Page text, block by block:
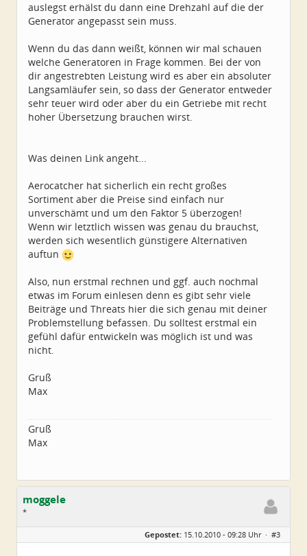
auslegst erhälst du dann eine Drehzahl auf die der
Generator angepasst sein muss.
Wenn du das dann weißt, können wir mal schauen
welche Generatoren in Frage kommen. Bei der von
dir angestrebten Leistung wird es aber ein absoluter
Langsamläufer sein, so dass der Generator entweder
sehr teuer wird oder aber du ein Getriebe mit recht
hoher Übersetzung brauchen wirst.
Was deinen Link angeht...
Aerocatcher hat sicherlich ein recht großes
Sortiment aber die Preise sind einfach nur
unverschämt und um den Faktor 5 überzogen!
Wenn wir letztlich wissen was genau du brauchst,
werden sich wesentlich günstigere Alternativen
auftun
Also, nun erstmal rechnen und ggf. auch nochmal
etwas im Forum einlesen denn es gibt sehr viele
Beiträge und Threats hier die sich genau mit deiner
Problemstellung befassen. Du solltest erstmal ein
gefühl dafür entwickeln was möglich ist und was
nicht.
Gruß
Max
Gruß
Max
moggele
*
Geschlecht:
keine Angabe
Beiträge:
3
Gepostet: 15.10.2010 - 09:28 Uhr · #3